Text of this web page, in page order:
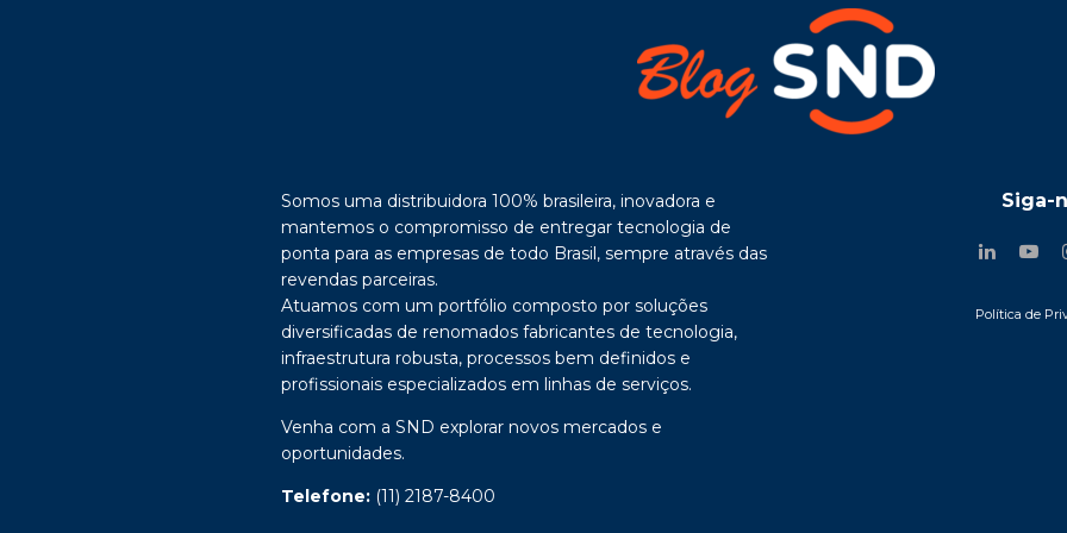
Somos uma distribuidora 100% brasileira, inovadora e
mantemos o compromisso de entregar tecnologia de
ponta para as empresas de todo Brasil, sempre através das
revendas parceiras.
Atuamos com um portfólio composto por soluções
diversificadas de renomados fabricantes de tecnologia,
infraestrutura robusta, processos bem definidos e
profissionais especializados em linhas de serviços.
Venha com a SND explorar novos mercados e
oportunidades.
Telefone:(11) 2187-8400
Siga-
Política de